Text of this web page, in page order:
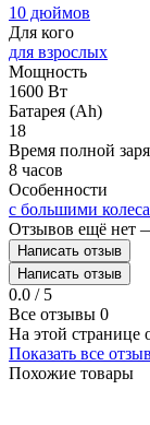
10 дюймов
Для кого
для взрослых
Мощность
1600 Вт
Батарея (Ah)
18
Время полной
8 часов
Особенности
с большими
Отзывов ещё нет
Написать отзыв
Написать отзыв
0.0 / 5
Все отзывы 0
На этой странице
Показать все
Похожие товары